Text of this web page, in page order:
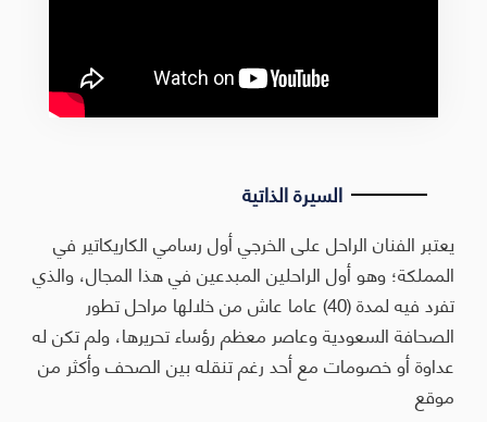
السيرة الذاتية
يعتبر الفنان الراحل على الخرجي أول رسامي الكاريكاتير في
المملكة؛ وهو أول الراحلين المبدعين في هذا المجال، والذي
تفرد فيه لمدة (40) عاما عاش من خلالها مراحل تطور
الصحافة السعودية وعاصر معظم رؤساء تحريرها، ولم تكن له
عداوة أو خصومات مع أحد رغم تنقله بين الصحف وأكثر من
موقع